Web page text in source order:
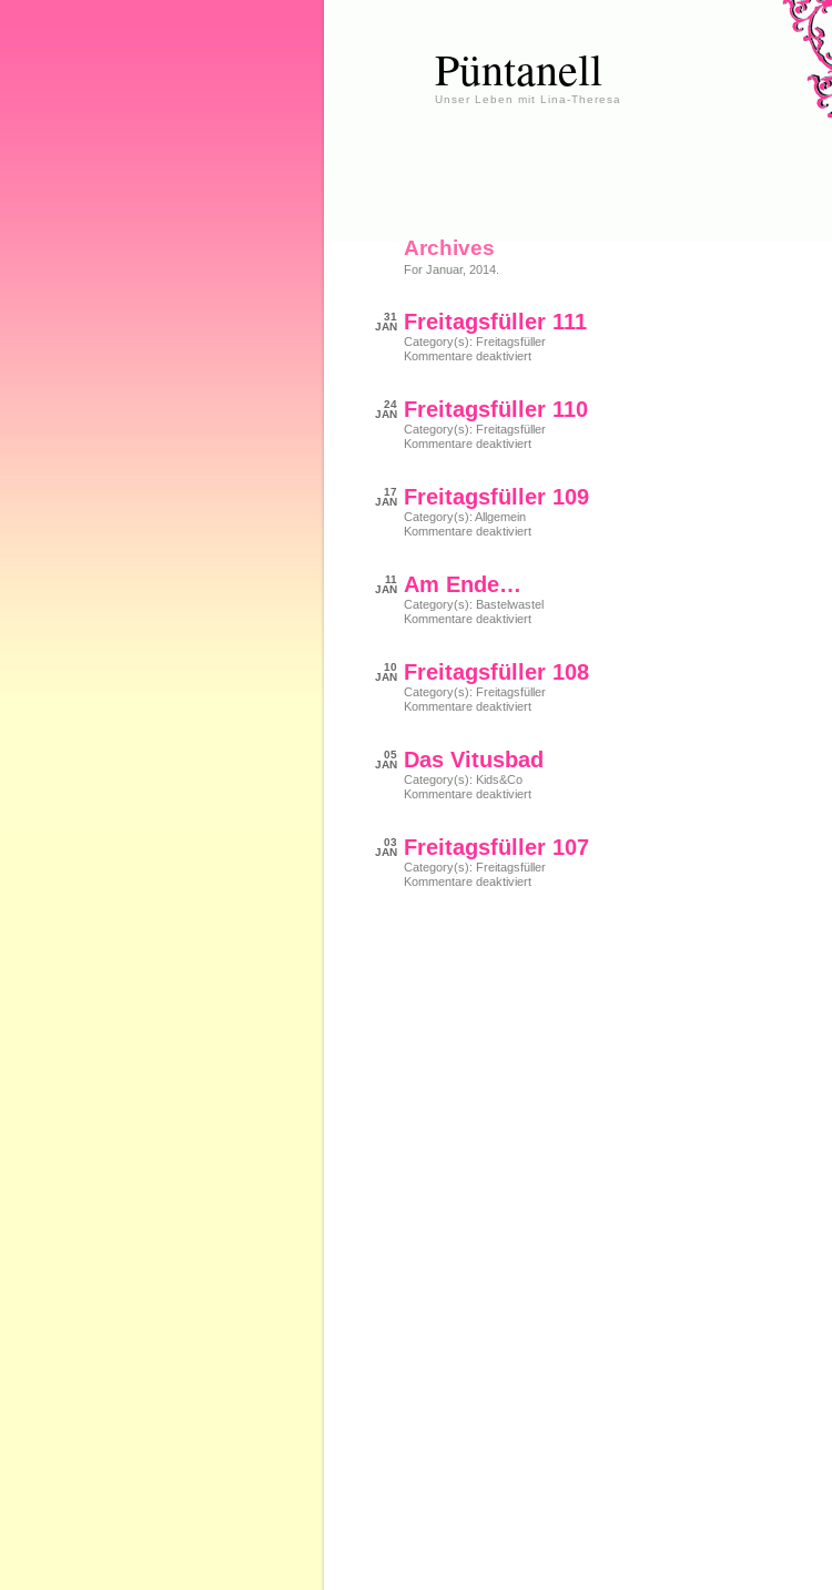
Püntanell
Unser Leben mit Lina-Theresa
Archives
For Januar, 2014.
31
JAN
Freitagsfüller 111
Category(s): Freitagsfüller
Kommentare deaktiviertfür
24
JAN
Freitagsfüller 110
Category(s): Freitagsfüller
Kommentare deaktiviertfür
17
JAN
Freitagsfüller 109
Category(s): Allgemein
Kommentare deaktiviertfür
11
JAN
Am Ende…
Category(s): Bastelwastel
Kommentare deaktiviertfür
10
JAN
Freitagsfüller 108
Category(s): Freitagsfüller
Kommentare deaktiviertfür
05
JAN
Das Vitusbad
Category(s): Kids&Co
Kommentare deaktiviertfür
03
JAN
Freitagsfüller 107
Category(s): Freitagsfüller
Kommentare deaktiviertfür